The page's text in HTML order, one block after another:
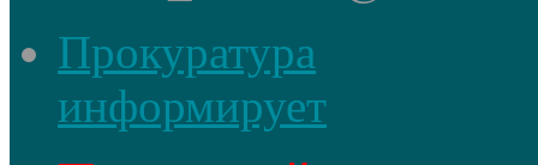
Прокуратура
информирует